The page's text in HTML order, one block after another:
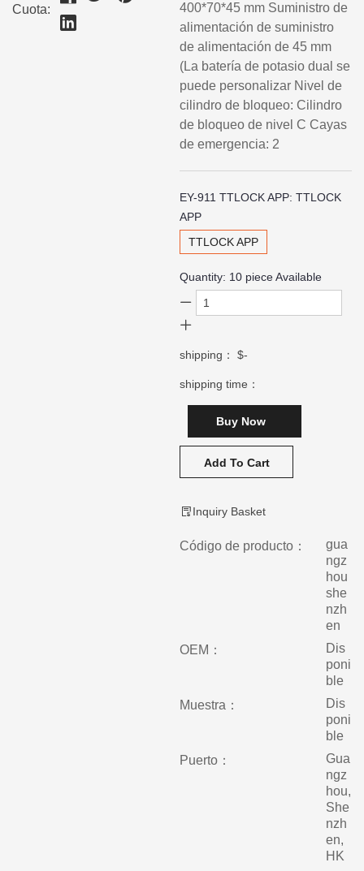
Cuota:
400*70*45 mm Suministro de
alimentación de suministro
de alimentación de 45 mm
(La batería de potasio dual se
puede personalizar Nivel de
cilindro de bloqueo: Cilindro
de bloqueo de nivel C Cayas
de emergencia: 2
EY-911 TTLOCK APP:TTLOCK
APP
TTLOCK APP
Quantity: 10 piece Available
shipping：$-
shipping time：
Buy Now
Add To Cart
Inquiry Basket
Código de producto：
gua
ngz
hou
she
nzh
en
OEM：
Dis
poni
ble
Muestra：
Dis
poni
ble
Puerto：
Gua
ngz
hou,
She
nzh
en,
HK